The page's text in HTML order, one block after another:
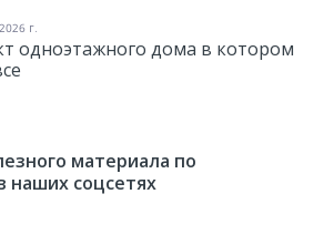
г.
одноэтажного дома в котором
материала по
наших соцсетях
ипотеки планируют
уже с 1 октября 2026 года.
а лимиты — стать
планируете строительство
выгодные условия и
сейчас. Оставьте заявку —
расчётом и подбором